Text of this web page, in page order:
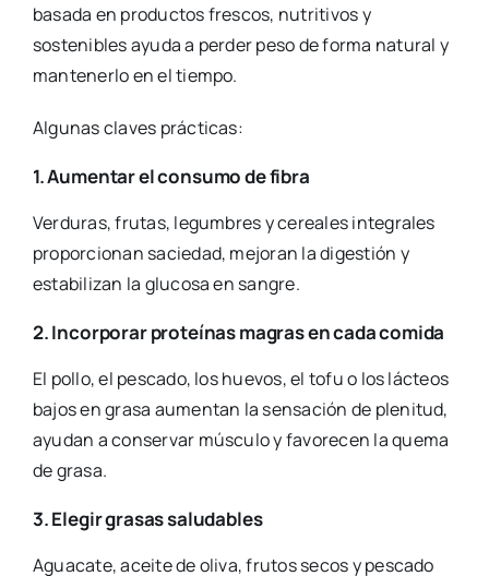
basada en productos frescos, nutritivos y
sostenibles ayuda a perder peso de forma natural y
mantenerlo en el tiempo.
Algunas claves prácticas:
1. Aumentar el consumo de fibra
Verduras, frutas, legumbres y cereales integrales
proporcionan saciedad, mejoran la digestión y
estabilizan la glucosa en sangre.
2. Incorporar proteínas magras en cada comida
El pollo, el pescado, los huevos, el tofu o los lácteos
bajos en grasa aumentan la sensación de plenitud,
ayudan a conservar músculo y favorecen la quema
de grasa.
3. Elegir grasas saludables
Aguacate, aceite de oliva, frutos secos y pescado